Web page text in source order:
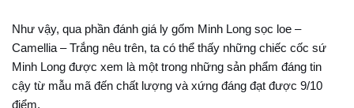
Như vậy, qua phần đánh giá ly gốm Minh Long sọc loe –
Camellia – Trắng nêu trên, ta có thể thấy những chiếc cốc sứ
Minh Long được xem là một trong những sản phẩm đáng tin
cậy từ mẫu mã đến chất lượng và xứng đáng đạt được 9/10
điểm.